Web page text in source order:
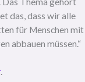
das, dass wir alle
für Menschen mit
abbauen müssen.“
.